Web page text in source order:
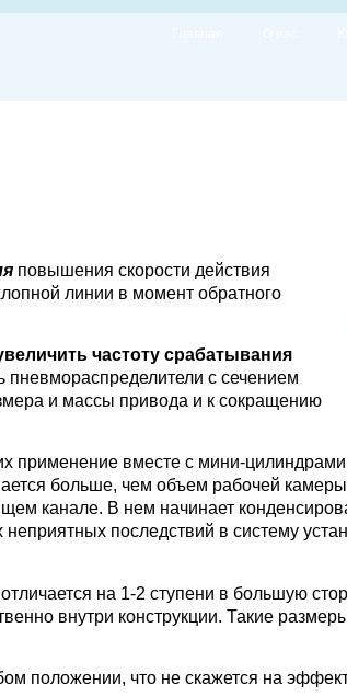
повышения скорости действия
линии в момент обратного
частоту срабатывания
пневмораспределители с сечением
и массы привода и к сокращению
применение вместе с мини-
больше, чем объем рабочей
канале. В нем начинает
последствий в систему
на 1-2 ступени в большую
внутри конструкции. Такие
положении, что не скажется на